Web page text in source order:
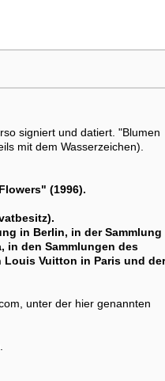
signiert und datiert. "Blumen
mit dem Wasserzeichen).
(1996).
in Berlin, in der Sammlung
den Sammlungen des
Louis Vuitton in Paris und der
unter der hier genannten